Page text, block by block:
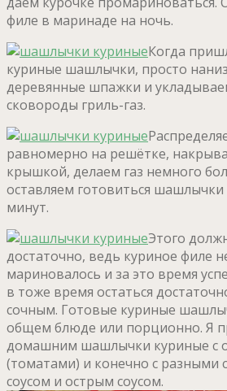
филе в маринаде на ночь.
Когда
куриные шашлычки, просто
деревянные шпажки и
сковороды гриль-газ.
равномерно на решётке,
крышкой, делаем газ немного
оставляем готовиться
минут.
Этого
достаточно, ведь куриное филе
мариновалось и за это время
в тоже время остаться
сочным. Готовые куриные
общем блюде или порционно. Я
домашним шашлычки куриные с
(томатами) и конечно с разными
соусом и острым соусом.